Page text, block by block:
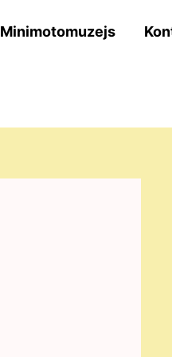
Minimotomuzejs